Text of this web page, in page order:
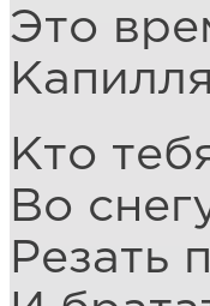
Это
Кто
Во
Резать